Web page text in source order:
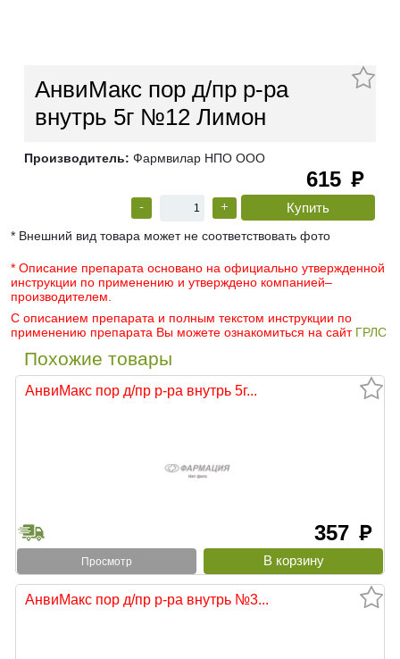
АнвиМакс пор д/пр р-ра
внутрь 5г №12 Лимон
Производитель: Фармвилар НПО ООО
615 руб
- +
* Внешний вид товара может не соответствовать фото
* Описание препарата основано на официально утвержденной
инструкции по применению и утверждено компанией–
производителем.
С описанием препарата и полным текстом инструкции по
применению препарата Вы можете ознакомиться на сайт ГРЛС
Похожие товары
АнвиМакс пор д/пр р-ра внутрь 5г...
357 руб
Просмотр
АнвиМакс пор д/пр р-ра внутрь №3...